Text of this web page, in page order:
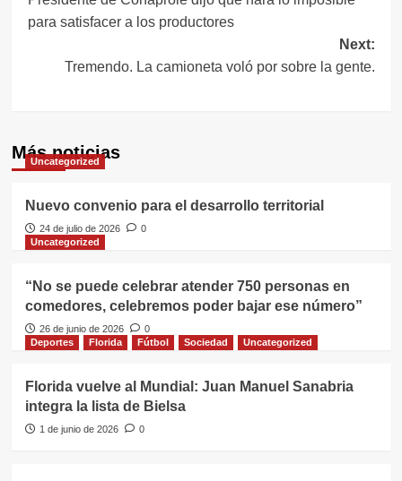
de
entradas
para satisfacer a los productores
Next:
Tremendo. La camioneta voló por sobre la gente.
Más noticias
Uncategorized
Nuevo convenio para el desarrollo territorial
24 de julio de 2026
0
Uncategorized
“No se puede celebrar atender 750 personas en
comedores, celebremos poder bajar ese número”
26 de junio de 2026
0
Deportes
Florida Fútbol Sociedad Uncategorized
Florida vuelve al Mundial: Juan Manuel Sanabria
integra la lista de Bielsa
1 de junio de 2026 0